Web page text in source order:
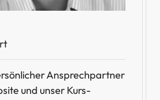
Ansprechpartner
und unser Kurs-